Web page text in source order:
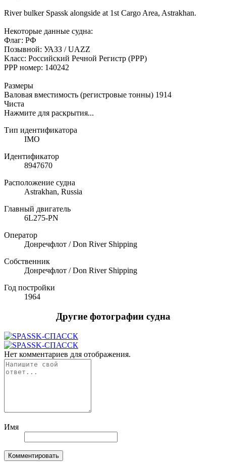
River bulker Spassk alongside at 1st Cargo Area, Astrakhan.
Некоторые данные судна:
Флаг: РФ
Позывной: УАЗЗ / UAZZ
Класс: Российский Речной Регистр (РРР)
РРР номер: 140242
Размеры
Валовая вместимость (регистровые тонны) 1914
Чиста
Нажмите для раскрытия...
Тип идентификатора
IMO
Идентификатор
8947670
Расположение судна
Astrakhan, Russia
Главный двигатель
6L275-PN
Оператор
Донречфлот / Don River Shipping
Собственник
Донречфлот / Don River Shipping
Год постройки
1964
Другие фотографии судна
Нет комментариев для отображения.
Имя
Комментировать